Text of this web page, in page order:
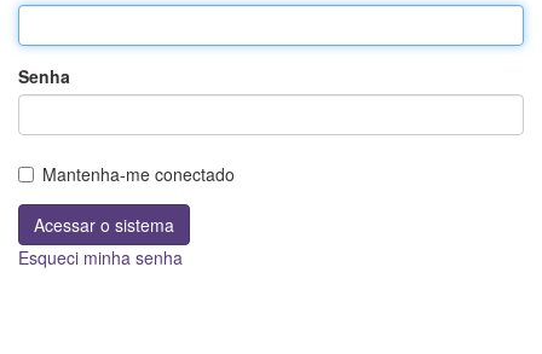
Senha
Mantenha-me conectado
Esqueci minha senha